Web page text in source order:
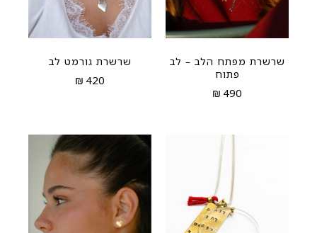
שרשרת מפתח הלב – לב
פתוח
₪ 490
שרשרת גורמט לב
₪ 420